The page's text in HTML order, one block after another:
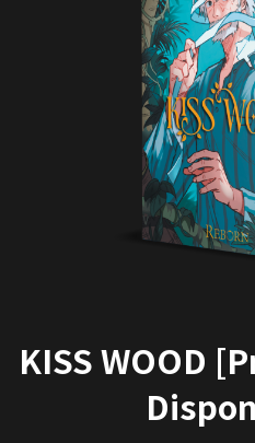
KISS WOOD